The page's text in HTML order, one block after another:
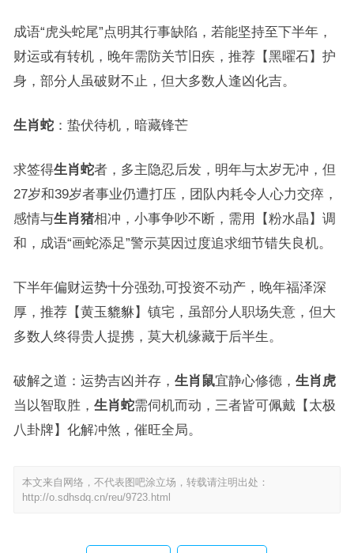
成语“虎头蛇尾”点明其行事缺陷，若能坚持至下半年，
财运或有转机，晚年需防关节旧疾，推荐【黑曜石】护
身，部分人虽破财不止，但大多数人逢凶化吉。
生肖蛇：蛰伏待机，暗藏锋芒
求签得生肖蛇者，多主隐忍后发，明年与太岁无冲，但
27岁和39岁者事业仍遭打压，团队内耗令人心力交瘁，
感情与生肖猪相冲，小事争吵不断，需用【粉水晶】调
和，成语“画蛇添足”警示莫因过度追求细节错失良机。
下半年偏财运势十分强劲,可投资不动产，晚年福泽深
厚，推荐【黄玉貔貅】镇宅，虽部分人职场失意，但大
多数人终得贵人提携，莫大机缘藏于后半生。
破解之道：运势吉凶并存， 生肖鼠宜静心修德， 生肖虎
当以智取胜， 生肖蛇需伺机而动，三者皆可佩戴【太极
八卦牌】化解冲煞，催旺全局。
本文来自网络，不代表图吧涂立场，转载请注明出处：
http://o.sdhsdq.cn/reu/9723.html